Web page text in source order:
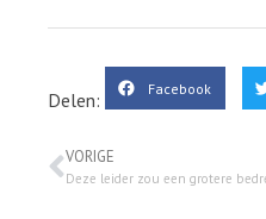
Delen: Facebook
VORIGE